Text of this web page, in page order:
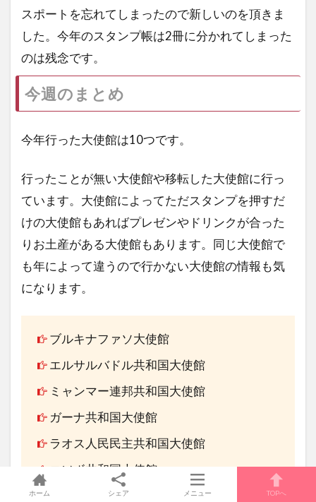
スポートを忘れてしまったので新しいのを頂きま
した。今年のスタンプ帳は2冊に分かれてしまった
のは残念です。
今週のまとめ
今年行った大使館は10つです。
行ったことが無い大使館や移転した大使館に行っ
ています。大使館によってただスタンプを押すだ
けの大使館もあればプレゼンやドリンクが合った
りお土産がある大使館もあります。同じ大使館で
も年によって違うので行かない大使館の情報も気
になります。
ブルキナファソ大使館
エルサルバドル共和国大使館
ミャンマー連邦共和国大使館
ガーナ共和国大使館
ラオス人民民主共和国大使館
コソボ共和国大使館
カンボジア王国大使館
ホーム シェア メニュー TOPへ